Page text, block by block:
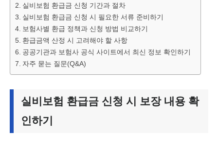
실비보험 환급금 신청 기간과 절차
실비보험 환급금 신청 시 필요한 서류 준비하기
보험사별 환급 정책과 신청 방법 비교하기
환급금액 산정 시 고려해야 할 사항
공공기관과 보험사 공식 사이트에서 최신 정보 확인하기
자주 묻는 질문(Q&A)
실비보험 환급금 신청 시 보장 내용 확
인하기